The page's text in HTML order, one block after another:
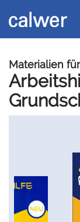
zur
Navigation
zum
Inhalt
Materialien